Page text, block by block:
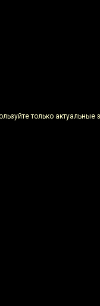
только актуальные